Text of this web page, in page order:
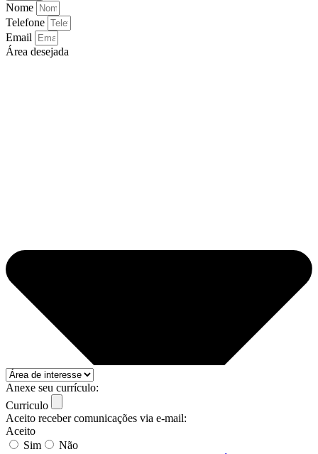
Nome
Telefone
Email
Área desejada
Anexe seu currículo:
Curriculo
Aceito receber comunicações via e-mail:
Aceito
Sim
Não